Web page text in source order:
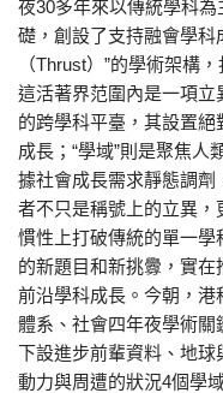
夜30多年來以傳統學科
礎，創設了支持融會學
（Thrust）”的學術架構
這活著界范圍內是一項立
的跨學科平臺，其設置
成長；“學域”則是聚焦
據社會成長需求靜態調劑
者不只是稱號上的立異
慣性上打破傳統的單一
的新題目和新挑釁，實
前沿學科成長。今朝，港
體系、社會四年夜學術關
下設進步前輩資料、地
動力與周遭的狀況4個學